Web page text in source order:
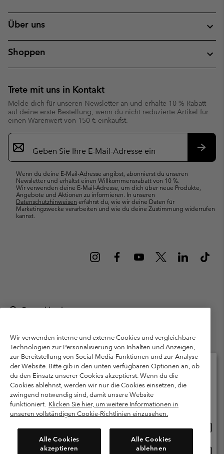
Über uns
Shoppen
Trete mit uns in Kontakt
Melde dich für unseren Newsletter an und erhalte 10 % Rabatt
auf deine erste Bestellung, wenn du nicht reduzierte Artikel für
einen Warenwert von 150 € einkaufst.
Newsletter-
Anmeldung
Wenn du deine E-Mail-Adresse angibst, abonnierst du unseren
Newsletter und erhältst einen Willkommensrabatt von 10 %.
Wir verwenden deine E-Mail-Adresse, um dich über neue Produkte,
Angebote und Aktionen zu informieren. In unseren
Datenschutzhinweisen erfährst du, wie wir deine Daten für
Marketingzwecke verarbeiten und wie du deine Zustimmung widerrufen
kannst.
Deutschland
München Deutschland. Alle Rechte vorbehalten.
Nutzungsbedingungen
Allgemeine Verkaufsbedingungen
Garantie
Datenschutzerklärung
Bestimmungen und Bedingungen des Mitglieder Programms
Nutzungsbedingungen Für Nutzergenerierte Inhalte
Cookies
Public CBCR
Kundenservice: Mo- Fr. 9:00 - 13:00 & 14:00- 18:00 Uhr
(+)498912081004
Wir verwenden interne und externe Cookies und vergleichbare
Technologien zur Personalisierung von Inhalten und Anzeigen,
zur Bereitstellung von Social-Media-Funktionen und zur Analyse
der Website. Bitte gib in den unten verfügbaren Optionen an, ob
du den Einsatz unserer Cookies akzeptierst. Wenn du die
Cookies ablehnst, werden wir nur die Cookies einsetzen, die
zwingend notwendig sind, damit unsere Website
funktioniert. Klicken Sie hier, um weitere Informationen in
unseren vollständigen Cookie-Richtlinien einzusehen.
Alle Cookies
akzeptieren
Alle Cookies
ablehnen
Bitte wählen Sie Ihr Lieferland und Ihre Sprache
Online-Einkauf verfügbar
Deutschland